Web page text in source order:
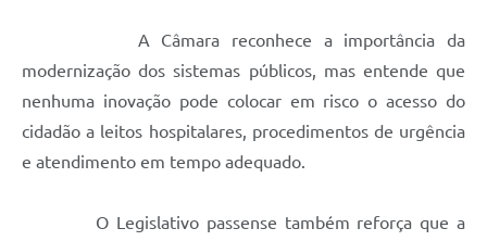
A Câmara reconhece a importância da
modernização dos sistemas públicos, mas entende que
nenhuma inovação pode colocar em risco o acesso do
cidadão a leitos hospitalares, procedimentos de urgência
e atendimento em tempo adequado.
O Legislativo passense também reforça que a